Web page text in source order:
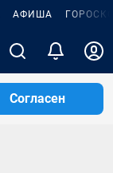
АФИША
Согласен